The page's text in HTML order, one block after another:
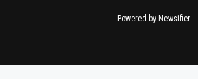
Powered by Newsifier